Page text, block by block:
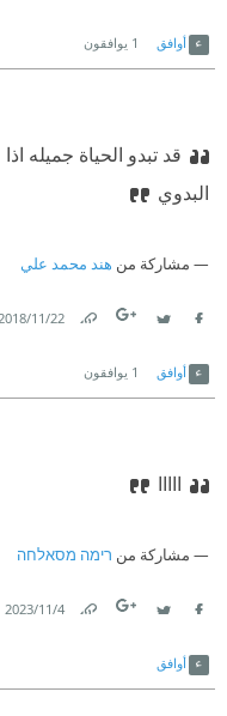
أوافق 1 يوافقون
قد تبدو الحياة جميله
البدوي
مشاركة من هند محمد علي
22‏/11‏/2018
أوافق 1 يوافقون
ااااا
مشاركة من רימה מסאלחה
4‏/11‏/2023
أوافق